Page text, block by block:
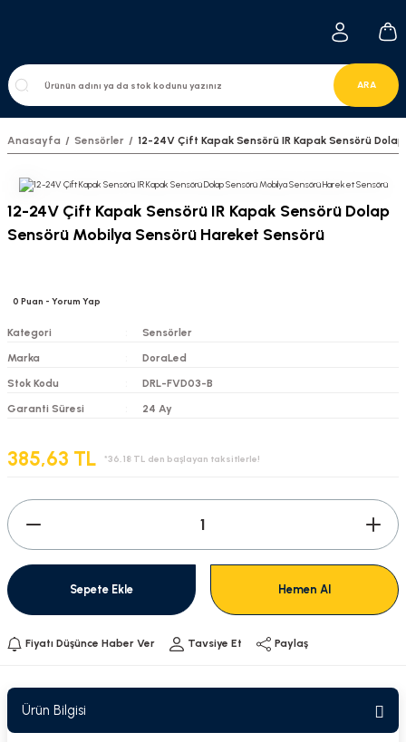
ARA
Anasayfa Sensörler 12-24V Çift Kapak Sensörü IR Kapak Sensörü
12-24V Çift Kapak Sensörü IR Kapak Sensörü Dolap
Sensörü Mobilya Sensörü Hareket Sensörü
0 Puan - Yorum Yap
Kategori
Sensörler
Marka
DoraLed
Stok Kodu
DRL-FVD03-B
Garanti Süresi
24 Ay
385,63 TL *36,18 TL den başlayan taksitlerle!
Sepete Ekle Hemen Al
Fiyatı Düşünce Haber Ver Tavsiye Et Paylaş
Ürün Bilgisi